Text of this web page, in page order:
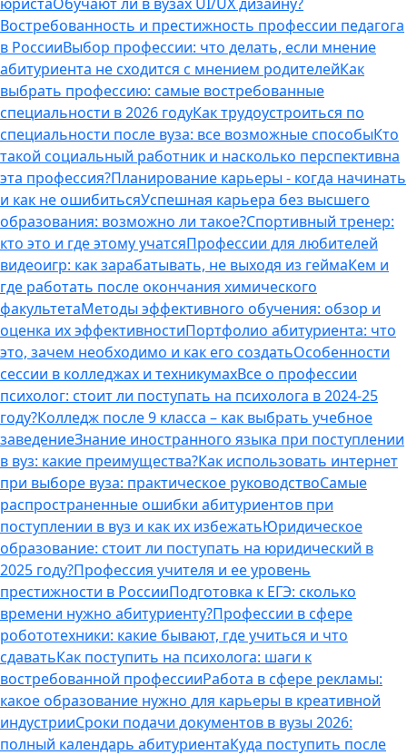
Востребованность и престижность профессии педагога
в РоссииВыбор профессии: что делать, если мнение
абитуриента не сходится с мнением родителейКак
выбрать профессию: самые востребованные
специальности в 2026 годуКак трудоустроиться по
специальности после вуза: все возможные способыКто
такой социальный работник и насколько перспективна
эта профессия?Планирование карьеры - когда начинать
и как не ошибитьсяУспешная карьера без высшего
образования: возможно ли такое?Спортивный тренер:
кто это и где этому учатсяПрофессии для любителей
видеоигр: как зарабатывать, не выходя из геймаКем и
где работать после окончания химического
факультетаМетоды эффективного обучения: обзор и
оценка их эффективностиПортфолио абитуриента: что
это, зачем необходимо и как его создатьОсобенности
сессии в колледжах и техникумахВсе о профессии
психолог: стоит ли поступать на психолога в 2024-25
году?Колледж после 9 класса – как выбрать учебное
заведениеЗнание иностранного языка при поступлении
в вуз: какие преимущества?Как использовать интернет
при выборе вуза: практическое руководствоСамые
распространенные ошибки абитуриентов при
поступлении в вуз и как их избежатьЮридическое
образование: стоит ли поступать на юридический в
2025 году?Профессия учителя и ее уровень
престижности в РоссииПодготовка к ЕГЭ: сколько
времени нужно абитуриенту?Профессии в сфере
робототехники: какие бывают, где учиться и что
сдаватьКак поступить на психолога: шаги к
востребованной профессииРабота в сфере рекламы:
какое образование нужно для карьеры в креативной
индустрииСроки подачи документов в вузы 2026:
полный календарь абитуриентаКуда поступить после